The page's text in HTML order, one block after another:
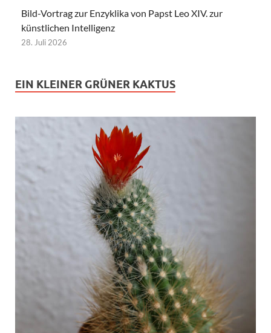
Bild-Vortrag zur Enzyklika von Papst Leo XIV. zur
künstlichen Intelligenz
28. Juli 2026
EIN KLEINER GRÜNER KAKTUS